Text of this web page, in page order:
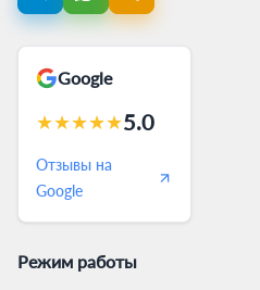
Google
★★★★★5.0
Отзывы на
Google
Режим работы